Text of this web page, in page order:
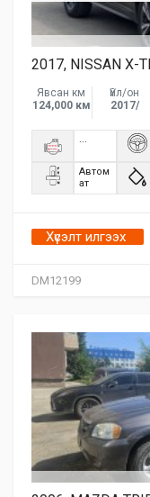
DM12199
2017, NISSAN X-
Явсан км
124,000 км
Үйл/он
2017/
...
Автом
ат
Хүсэлт илгээх